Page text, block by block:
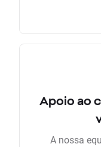
Apoio ao
A nossa